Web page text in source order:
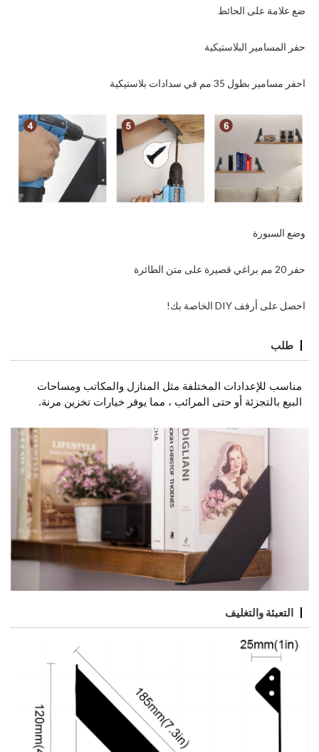
ضع علامة على الحائط
حفر المسامير البلاستيكية
احفر مسامير بطول 35 مم في سدادات بلاستيكية
وضع السبورة
حفر 20 مم براغي قصيرة على متن الطائرة
احصل على أرفف DIY الخاصة بك!
طلب
مناسب للإعدادات المختلفة مثل المنازل والمكاتب ومساحات
البيع بالتجزئة أو حتى المرائب ، مما يوفر خيارات تخزين مرنة.
التعبئة والتغليف